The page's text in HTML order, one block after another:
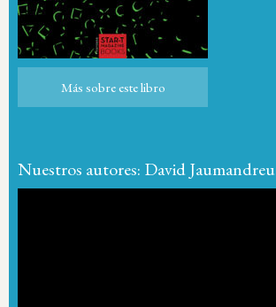
Más sobre este libro
Nuestros autores: David Jaumandreu